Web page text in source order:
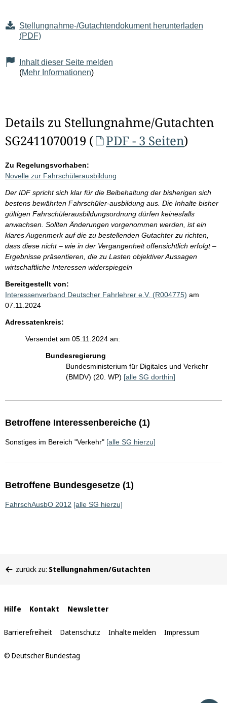
Stellungnahme-/Gutachtendokument herunterladen
(PDF)
Inhalt dieser Seite melden
(Mehr Informationen)
Details zu Stellungnahme/Gutachten
SG2411070019 (
PDF - 3 Seiten)
Zu Regelungsvorhaben:
Novelle zur Fahrschülerausbildung
Der IDF spricht sich klar für die Beibehaltung der bisherigen sich
bestens bewährten Fahrschüler-ausbildung aus. Die Inhalte bisher
gültigen Fahrschülerausbildungsordnung dürfen keinesfalls
anwachsen. Sollten Änderungen vorgenommen werden, ist ein
klares Augenmerk auf die zu bestellenden Gutachter zu richten,
dass diese nicht – wie in der Vergangenheit offensichtlich erfolgt –
Ergebnisse präsentieren, die zu Lasten objektiver Aussagen
wirtschaftliche Interessen widerspiegeln
Bereitgestellt von:
Interessenverband Deutscher Fahrlehrer e.V. (R004775) am
07.11.2024
Adressatenkreis:
Versendet am 05.11.2024 an:
Bundesregierung
Bundesministerium für Digitales und Verkehr
(BMDV) (20. WP) [alle SG dorthin]
Betroffene Interessenbereiche (1)
Sonstiges im Bereich "Verkehr" [alle SG hierzu]
Betroffene Bundesgesetze (1)
FahrschAusbO 2012 [alle SG hierzu]
befinden
zurück zu: Stellungnahmen/Gutachten
Interne
Links
Hilfe Kontakt Newsletter
Barrierefreiheit Datenschutz Inhalte melden Impressum
© Deutscher Bundestag